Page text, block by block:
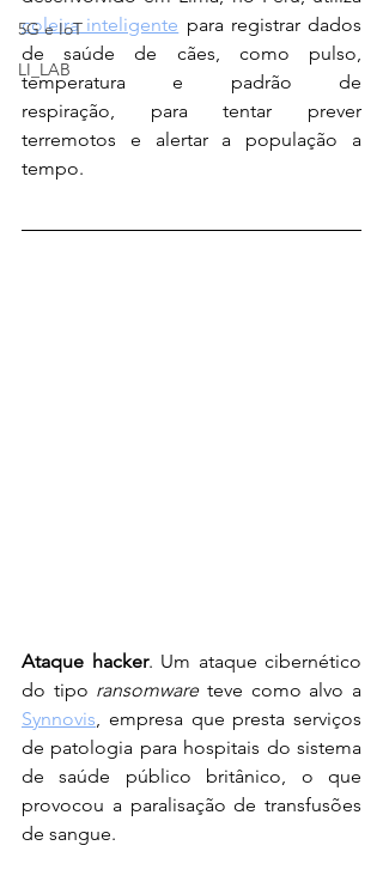
5G e IoT
LI_LAB
coleira inteligente para registrar dados
de saúde de cães, como pulso,
temperatura e padrão de
respiração, para tentar prever
terremotos e alertar a população a
tempo.
Ataque hacker. Um ataque cibernético
do tipo ransomware
Synnovis, empresa que presta serviços
de patologia para hospitais do sistema
de saúde público britânico, o que
provocou a paralisação de transfusões
de sangue.